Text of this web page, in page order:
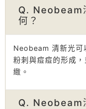
Q. Neobeam
何？
Neobeam 清新光可
粉刺與痘痘的形成
緻。
Q. Neobeam